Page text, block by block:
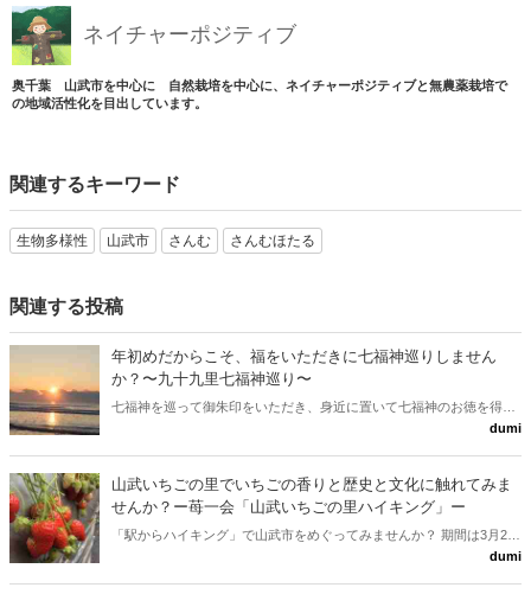
ネイチャーポジティブ
奥千葉 山武市を中心に 自然栽培を中心に、ネイチャーポジティブと無農薬栽培で
の地域活性化を目出しています。
関連するキーワード
生物多様性 山武市 さんむ さんむほたる
関連する投稿
年初めだからこそ、福をいただきに七福神巡りしません
か？〜九十九里七福神巡り〜
七福神を巡って御朱印をいただき、身近に置いて七福神のお徳を得ま
せんか？ 全国には200以上のコースがあるそうです。 身近にきっとあ
dumi
山武いちごの里でいちごの香りと歴史と文化に触れてみま
せんか？ー苺一会「山武いちごの里ハイキング」ー
「駅からハイキング」で山武市をめぐってみませんか？ 期間は3月29
日（金）～3月31日（日）。特典ありますよ！！ 2019年3月30日には
dumi